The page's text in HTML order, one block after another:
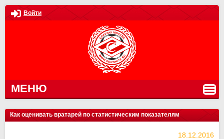
Войти
МЕНЮ
Как оценивать вратарей по статистическим показателям
18.12.2016